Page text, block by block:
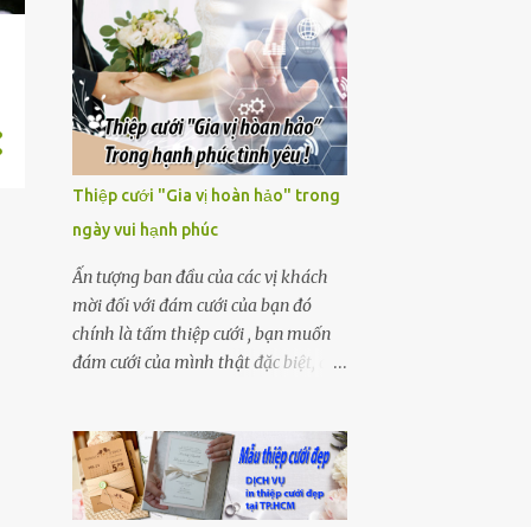
đây. Nghi thức cưới hỏi khác nhau
giữa hai miền Bắc ( Hà Nội ) - Nam (
TP.HCM ) 1. Phong tục cưới hỏi ở
miền Bắc (Hà Nội) Nghi thức, nghi lễ
cưới ở Hà Nội so với các vùng khác có
quy định nghiêm ngặt hơn, nhưng
trải qua một thời gian nghi thức đó
cũng đã thay đổi theo tiến bộ của xã
hội. Tuy nhiên, dù có thay đổi gì
cũng phải giữ 3 lễ: Chạm ngõ là lễ
tiếp xúc đầu tiên, chính thức của hai
gia đình nhà trai và nhà gái. Ngày
nay, những gia đình ở Hà Nội vẫn giữ
hai gia đình, ” chỗ người lớn ” thưa
chuyện với nhau. Sau lễ chạm ngõ,
người con gái được xem như có nơi có
Thiệp cưới "Gia vị hoàn hảo" trong
ngày vui hạnh phúc
Ấn tượng ban đầu của các vị khách
mời đối với đám cưới của bạn đó
chính là tấm thiệp cưới , bạn muốn
đám cưới của mình thật đặc biệt, độc
cưới. Vậy thì khâu chọn thiệp cưới là
vô cùng quan trọng. Nếu bạn vẫn còn
chưa nghĩ ra ý tưởng nào mới lạ thì